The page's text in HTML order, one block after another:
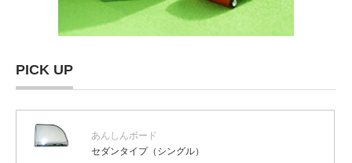
PICK UP
あんしんボード
セダンタイプ（シングル）